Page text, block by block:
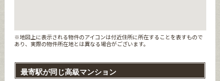
※地図上に表示される物件のアイコンは付近住所に所在することを表すもので
あり、実際の物件所在地とは異なる場合がございます。
最寄駅が同じ高級マンション